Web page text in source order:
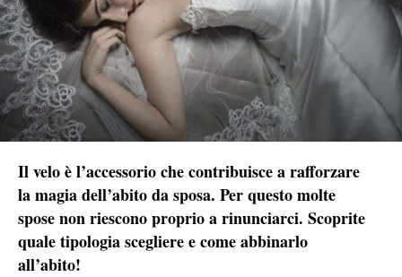
Il velo è l’accessorio che contribuisce a rafforzare
la magia dell’abito da sposa. Per questo molte
spose non riescono proprio a rinunciarci. Scoprite
quale tipologia scegliere e come abbinarlo
all’abito!